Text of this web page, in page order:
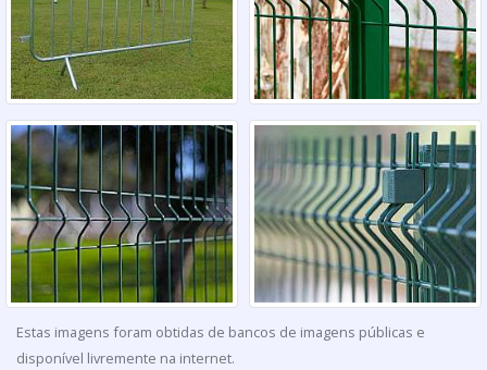
Estas imagens foram obtidas de bancos de imagens públicas e
disponível livremente na internet.